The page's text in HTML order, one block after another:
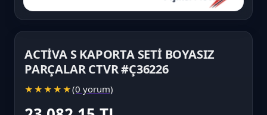
ACTİVA S KAPORTA SETİ BOYASIZ
PARÇALAR CTVR #Ç36226
★ ★ ★ ★ ★(0 yorum)